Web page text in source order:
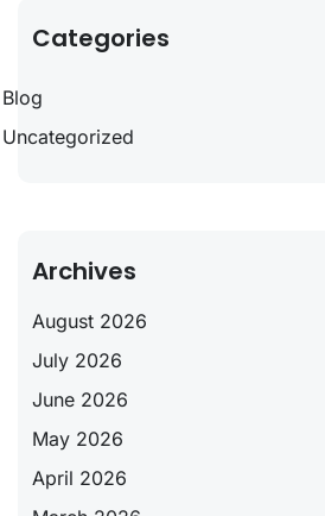
Categories
Blog
Uncategorized
Archives
August 2026
July 2026
June 2026
May 2026
April 2026